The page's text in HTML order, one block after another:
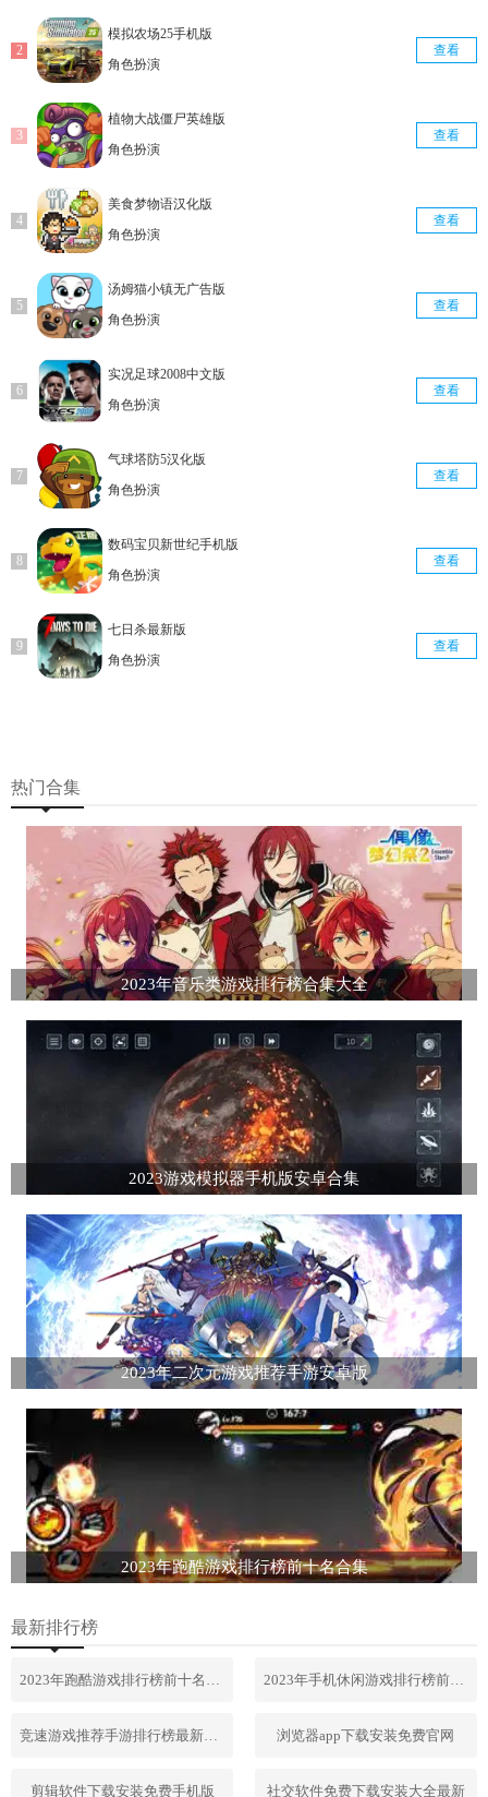
模拟农场25手机版
角色扮演
查看
植物大战僵尸英雄版
角色扮演
查看
美食梦物语汉化版
角色扮演
查看
汤姆猫小镇无广告版
角色扮演
查看
实况足球2008中文版
角色扮演
查看
气球塔防5汉化版
角色扮演
查看
数码宝贝新世纪手机版
角色扮演
查看
七日杀最新版
角色扮演
查看
热门合集
2023年音乐类游戏排行榜合集大全
2023游戏模拟器手机版安卓合集
2023年二次元游戏推荐手游安卓版
2023年跑酷游戏排行榜前十名合集
最新排行榜
2023年跑酷游戏排行榜前十名合集 2023年手机休闲游戏排行榜前十名
竞速游戏推荐手游排行榜最新2023 浏览器app下载安装免费官网
剪辑软件下载安装免费手机版 社交软件免费下载安装大全最新